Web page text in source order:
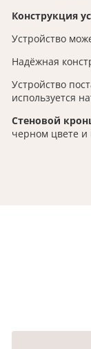
Конструкция
Устройство
Надёжная
Устройство
используется
Стеновой
черном цвете и